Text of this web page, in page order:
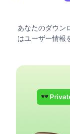
あなたのダウ
はユーザー情報